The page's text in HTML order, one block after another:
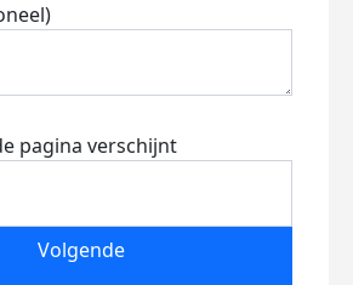
pagina verschijnt
Volgende